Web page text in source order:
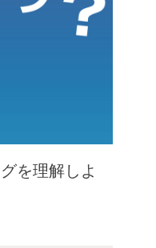
を理解しよ